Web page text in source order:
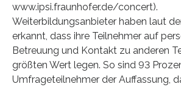
www.ipsi.fraunhofer.de/concert).
Weiterbildungsanbieter haben laut
erkannt, dass ihre Teilnehmer auf
Betreuung und Kontakt zu anderen
größten Wert legen. So sind 93
Umfrageteilnehmer der Auffassung,